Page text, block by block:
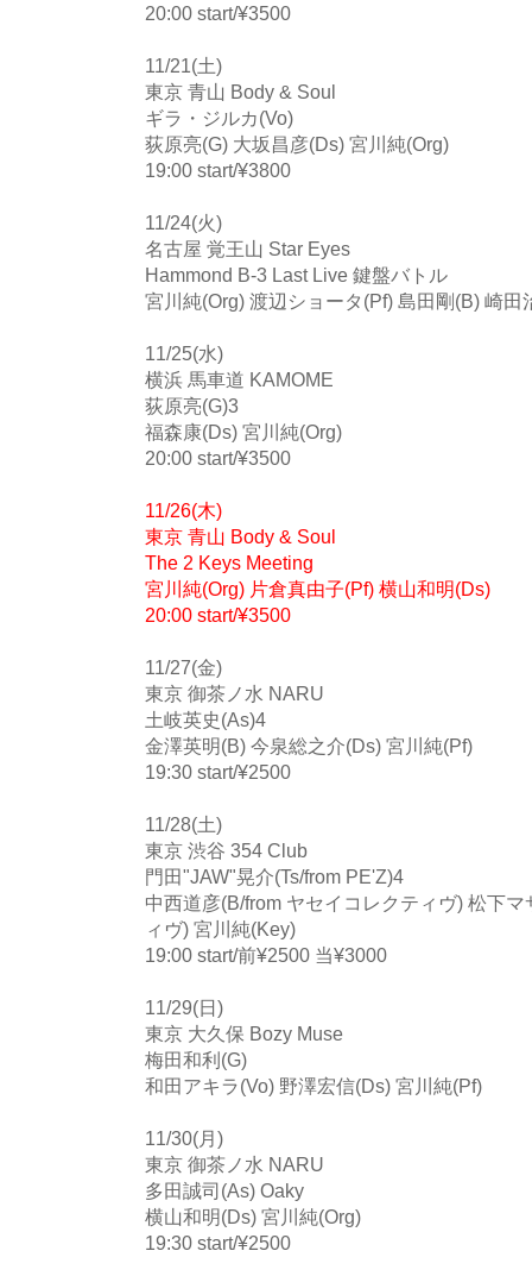
20:00 start/¥3500
11/21(土)
東京 青山 Body & Soul
ギラ・ジルカ(Vo)
荻原亮(G) 大坂昌彦(Ds) 宮川純(Org)
19:00 start/¥3800
11/24(火)
名古屋 覚王山 Star Eyes
Hammond B-3 Last Live 鍵盤バトル
宮川純(Org) 渡辺ショータ(Pf) 島田剛(B) 崎田
11/25(水)
横浜 馬車道 KAMOME
荻原亮(G)3
福森康(Ds) 宮川純(Org)
20:00 start/¥3500
11/26(木)
東京 青山 Body & Soul
The 2 Keys Meeting
宮川純(Org) 片倉真由子(Pf) 横山和明(Ds)
20:00 start/¥3500
11/27(金)
東京 御茶ノ水 NARU
土岐英史(As)4
金澤英明(B) 今泉総之介(Ds) 宮川純(Pf)
19:30 start/¥2500
11/28(土)
東京 渋谷 354 Club
門田"JAW"晃介(Ts/from PE'Z)4
中西道彦(B/from ヤセイコレクティヴ) 松下
ィヴ) 宮川純(Key)
19:00 start/前¥2500 当¥3000
11/29(日)
東京 大久保 Bozy Muse
梅田和利(G)
和田アキラ(Vo) 野澤宏信(Ds) 宮川純(Pf)
11/30(月)
東京 御茶ノ水 NARU
多田誠司(As) Oaky
横山和明(Ds) 宮川純(Org)
19:30 start/¥2500